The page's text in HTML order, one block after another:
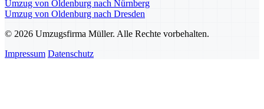
Umzug von Oldenburg nach Nürnberg
Umzug von Oldenburg nach Dresden
© 2026 Umzugsfirma Müller. Alle Rechte vorbehalten.
Impressum Datenschutz